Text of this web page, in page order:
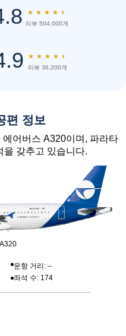
★ ★ ★ ★ ★
리뷰 504,000개
★ ★ ★ ★ ★
리뷰 36,200개
편 정보
어버스 A320이며, 파라타
을 갖추고 있습니다.
운항 거리: --
좌석 수: 174